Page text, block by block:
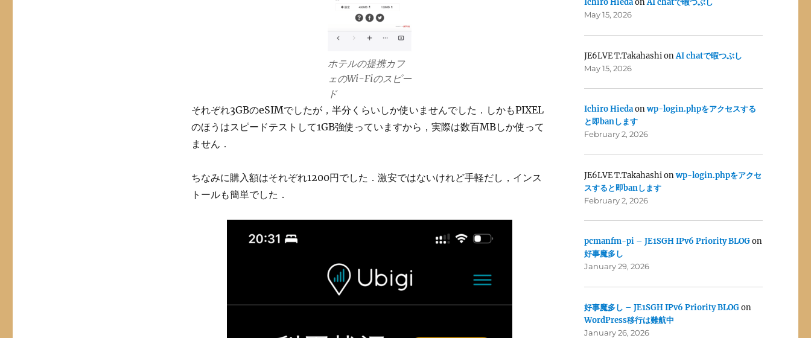
ホテルの提携カフ
ェのWi-Fiのスピー
ド
それぞれ3GBのeSIMでしたが，半分くらいしか使いませんでした．しかもPIXEL
のほうはスピードテストして1GB強使っていますから，実際は数百MBしか使って
ません．
ちなみに購入額はそれぞれ1200円でした．激安ではないけれど手軽だし，インス
トールも簡単でした．
Ichiro HiedaonAI chatで暇つぶし
May 15, 2026
JE6LVE T.TakahashionAI chatで暇つぶし
May 15, 2026
Ichiro Hiedaonwp-login.phpをアクセスする
と即banします
February 2, 2026
JE6LVE T.Takahashionwp-login.phpをアクセ
スすると即banします
February 2, 2026
pcmanfm-pi – JE1SGH IPv6 Priority BLOGon
好事魔多し
January 29, 2026
好事魔多し – JE1SGH IPv6 Priority BLOGon
WordPress移行は難航中
January 26, 2026